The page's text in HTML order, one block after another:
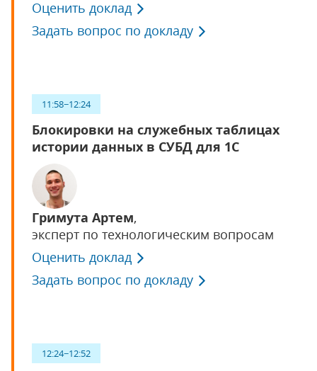
Оценить доклад
Задать вопрос по докладу
11:58−12:24
Блокировки на служебных таблицах
истории данных в СУБД для 1С
Гримута Артем,
эксперт по технологическим вопросам
Оценить доклад
Задать вопрос по докладу
12:24−12:52